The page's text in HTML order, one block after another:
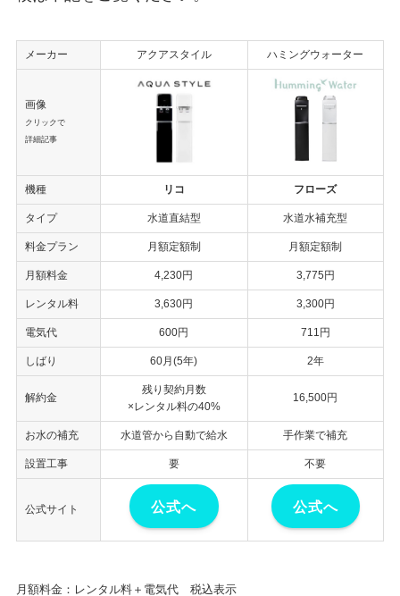
メーカー アクアスタイル ハミングウォーター
画像
クリックで
詳細記事
機種 リコ フローズ
タイプ 水道直結型 水道水補充型
料金プラン 月額定額制 月額定額制
月額料金 4,230円 3,775円
レンタル料 3,630円 3,300円
電気代 600円 711円
しばり 60月(5年) 2年
解約金
残り契約月数
×レンタル料の40%
16,500円
お水の補充 水道管から自動で給水 手作業で補充
設置工事 要 不要
公式サイト 公式へ 公式へ
月額料金：レンタル料＋電気代 税込表示